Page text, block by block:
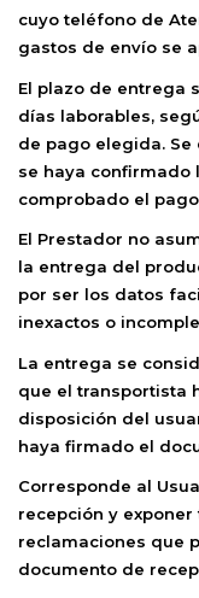
cuyo teléfono de
gastos de envío se
El plazo de entrega
días laborables,
de pago elegida.
se haya
comprobado el
El Prestador no
la entrega del
por ser los datos
inexactos o
La entrega se
que el transportista
disposición del
haya firmado el
Corresponde al
recepción y
reclamaciones que
documento de